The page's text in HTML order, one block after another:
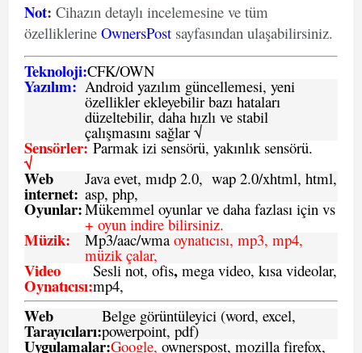
Not: Cihazın detaylı incelemesine ve tüm
özelliklerine OwnersPost sayfasından ulaşabilirsiniz.
Teknoloji:CFK/OWN
Yazılım: Android yazılım güncellemesi, yeni
özellikler ekleyebilir bazı hataları
düzeltebilir, daha hızlı ve stabil
çalışmasını sağlar √
Sensörler:
√
Parmak izi sensörü, yakınlık sensörü.
Web
internet:
Java evet, mıdp 2.0, wap 2.0/xhtml, html,
asp, php,
Oyunlar:Mükemmel oyunlar ve daha fazlası için vs
+ oyun indire bilirsiniz.
Müzik: Mp3/aac/wmaoynatıcısı, mp3, mp4,
müzik çalar,
Video
Oynatıcısı:
Sesli not, ofis, mega video, kısa videolar,
mp4,
Web
Tarayıcıları:
Belge görüntüleyici (word, excel,
powerpoint, pdf)
Uygulamalar:Google, ownerspost, mozilla firefox,